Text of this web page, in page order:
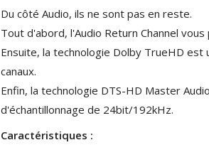
149,00 €179,90 €
AUDIOPHONICS DA-S250NC
Class D Integrated...
579,00 €
FOSI AUDIO CA30 4 Channel
Car Amplifier 4x100W...
Du côté Audio, ils ne sont pas en reste.
Tout d'abord, l'Audio Return Channel
Ensuite, la technologie Dolby TrueHD
canaux.
Enfin, la technologie DTS-HD Master
d'échantillonnage de 24bit/192kHz.
Caractéristiques :